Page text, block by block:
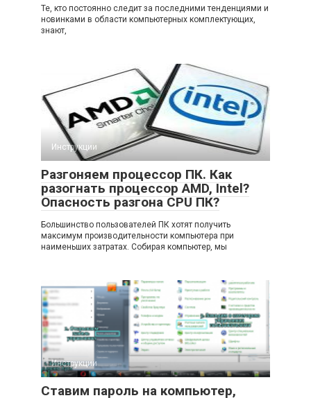
Те, кто постоянно следит за последними тенденциями и
новинками в области компьютерных комплектующих,
знают,
Инструкции
Разгоняем процессор ПК. Как
разогнать процессор AMD, Intel?
Опасность разгона CPU ПК?
Большинство пользователей ПК хотят получить
максимум производительности компьютера при
наименьших затратах. Собирая компьютер, мы
Инструкции
Ставим пароль на компьютер,